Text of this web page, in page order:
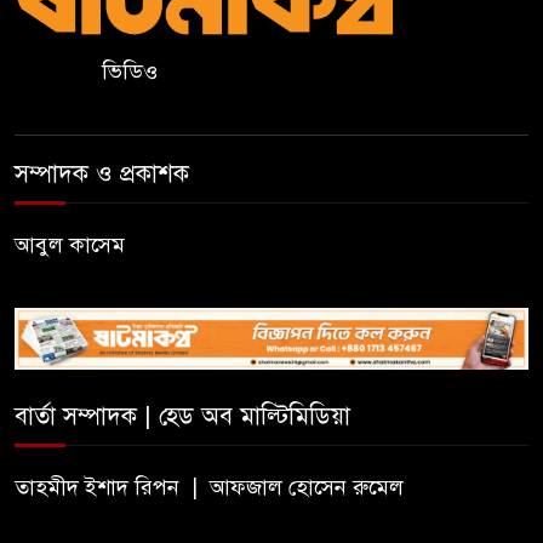
জুড়ীতে চা শ্রমিকদের এক দফা
সমাপ্তি, বিজয়ীদের পুরস্কার
বড়লেখায় দক্ষিণভাগ এনসিএম উচ্চ
বিদ্যালয়ে জুলাই গণঅভ্যুত্থান দিবস
বড়লেখায় জুলাই শহীদদের স্মরণে
ভিডিও
সম্পাদক ও প্রকাশক
আবুল কাসেম
বার্তা সম্পাদক | হেড অব মাল্টিমিডিয়া
তাহমীদ ইশাদ রিপন | আফজাল হোসেন রুমেল